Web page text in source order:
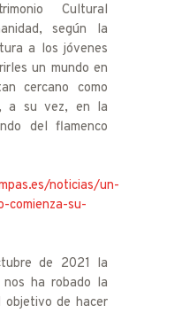
Cultural
según la
a los jóvenes
un mundo en
cercano como
a su vez, en la
del flamenco
noticias/un-
comienza-su-
de 2021 la
ha robado la
objetivo de hacer